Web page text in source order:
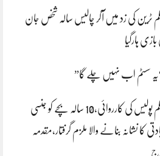
ٹرین کی زد میں آکر چالیس سالہ شخص جان
بازی ہارگیا
سسٹم اب نہیں چلے گا”
جہلم پولیس کی کارروائی،10 سالہ بچے کو جنسی
کا نشانہ بنانے والا ملزم گرفتار،مقدمہ